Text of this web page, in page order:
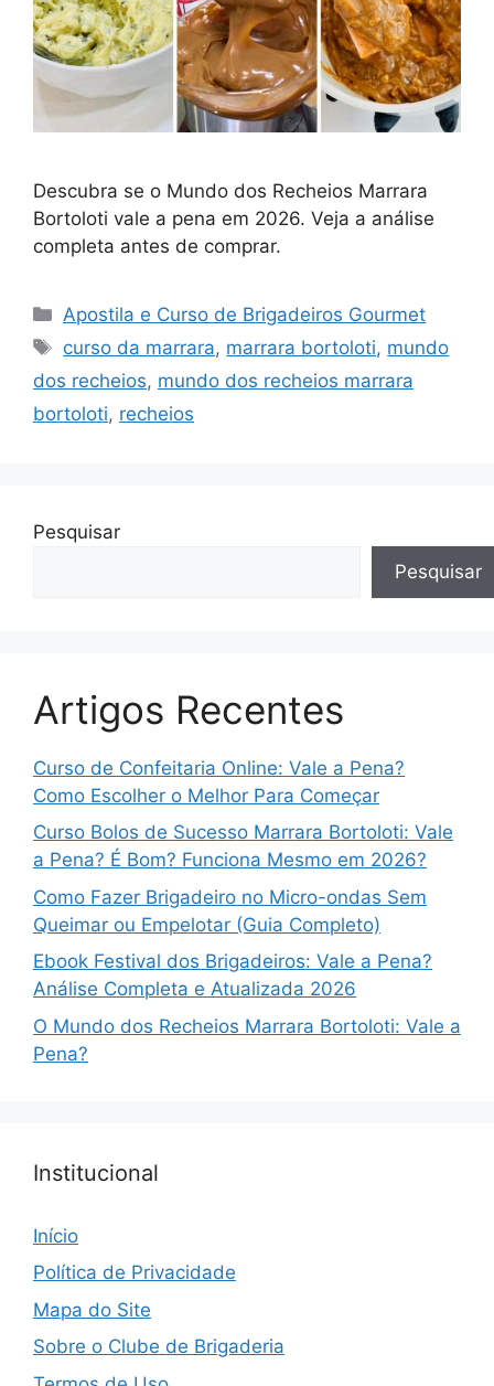
Descubra se o Mundo dos Recheios Marrara
Bortoloti vale a pena em 2026. Veja a análise
completa antes de comprar.
Categorias
Apostila e Curso de Brigadeiros Gourmet
Tags
curso da marrara, marrara bortoloti, mundo
dos recheios, mundo dos recheios marrara
bortoloti, recheios
Pesquisar
Pesquisar
Artigos Recentes
Curso de Confeitaria Online: Vale a Pena?
Como Escolher o Melhor Para Começar
Curso Bolos de Sucesso Marrara Bortoloti: Vale
a Pena? É Bom? Funciona Mesmo em 2026?
Como Fazer Brigadeiro no Micro-ondas Sem
Queimar ou Empelotar (Guia Completo)
Ebook Festival dos Brigadeiros: Vale a Pena?
Análise Completa e Atualizada 2026
O Mundo dos Recheios Marrara Bortoloti: Vale a
Pena?
Institucional
Início
Política de Privacidade
Mapa do Site
Sobre o Clube de Brigaderia